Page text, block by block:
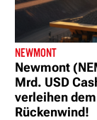
NEWMONT
Newmont
Mrd. USD
verleihen
Rückenwind!